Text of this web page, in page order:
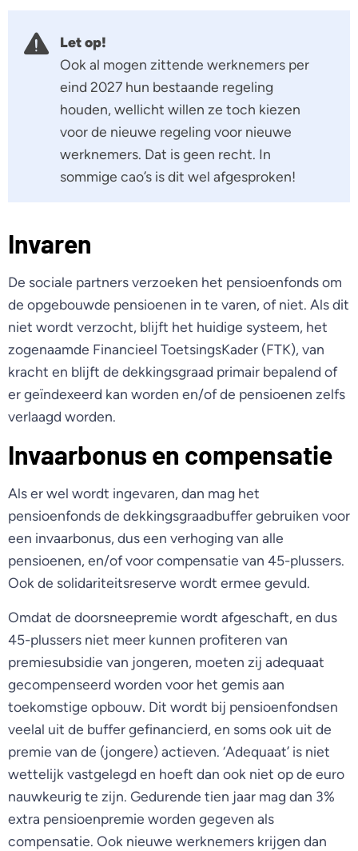
Let op!
Ook al mogen zittende werknemers per
eind 2027 hun bestaande regeling
houden, wellicht willen ze toch kiezen
voor de nieuwe regeling voor nieuwe
werknemers. Dat is geen recht. In
sommige cao’s is dit wel afgesproken!
Invaren
De sociale partners verzoeken het pensioenfonds om
de opgebouwde pensioenen in te varen, of niet. Als dit
niet wordt verzocht, blijft het huidige systeem, het
zogenaamde Financieel ToetsingsKader (FTK), van
kracht en blijft de dekkingsgraad primair bepalend of
er geïndexeerd kan worden en/of de pensioenen zelfs
verlaagd worden.
Invaarbonus en compensatie
Als er wel wordt ingevaren, dan mag het
pensioenfonds de dekkingsgraadbuffer gebruiken voor
een invaarbonus, dus een verhoging van alle
pensioenen, en/of voor compensatie van 45-plussers.
Ook de solidariteitsreserve wordt ermee gevuld.
Omdat de doorsneepremie wordt afgeschaft, en dus
45-plussers niet meer kunnen profiteren van
premiesubsidie van jongeren, moeten zij adequaat
gecompenseerd worden voor het gemis aan
toekomstige opbouw. Dit wordt bij pensioenfondsen
veelal uit de buffer gefinancierd, en soms ook uit de
premie van de (jongere) actieven. ‘Adequaat’ is niet
wettelijk vastgelegd en hoeft dan ook niet op de euro
nauwkeurig te zijn. Gedurende tien jaar mag dan 3%
extra pensioenpremie worden gegeven als
compensatie. Ook nieuwe werknemers krijgen dan